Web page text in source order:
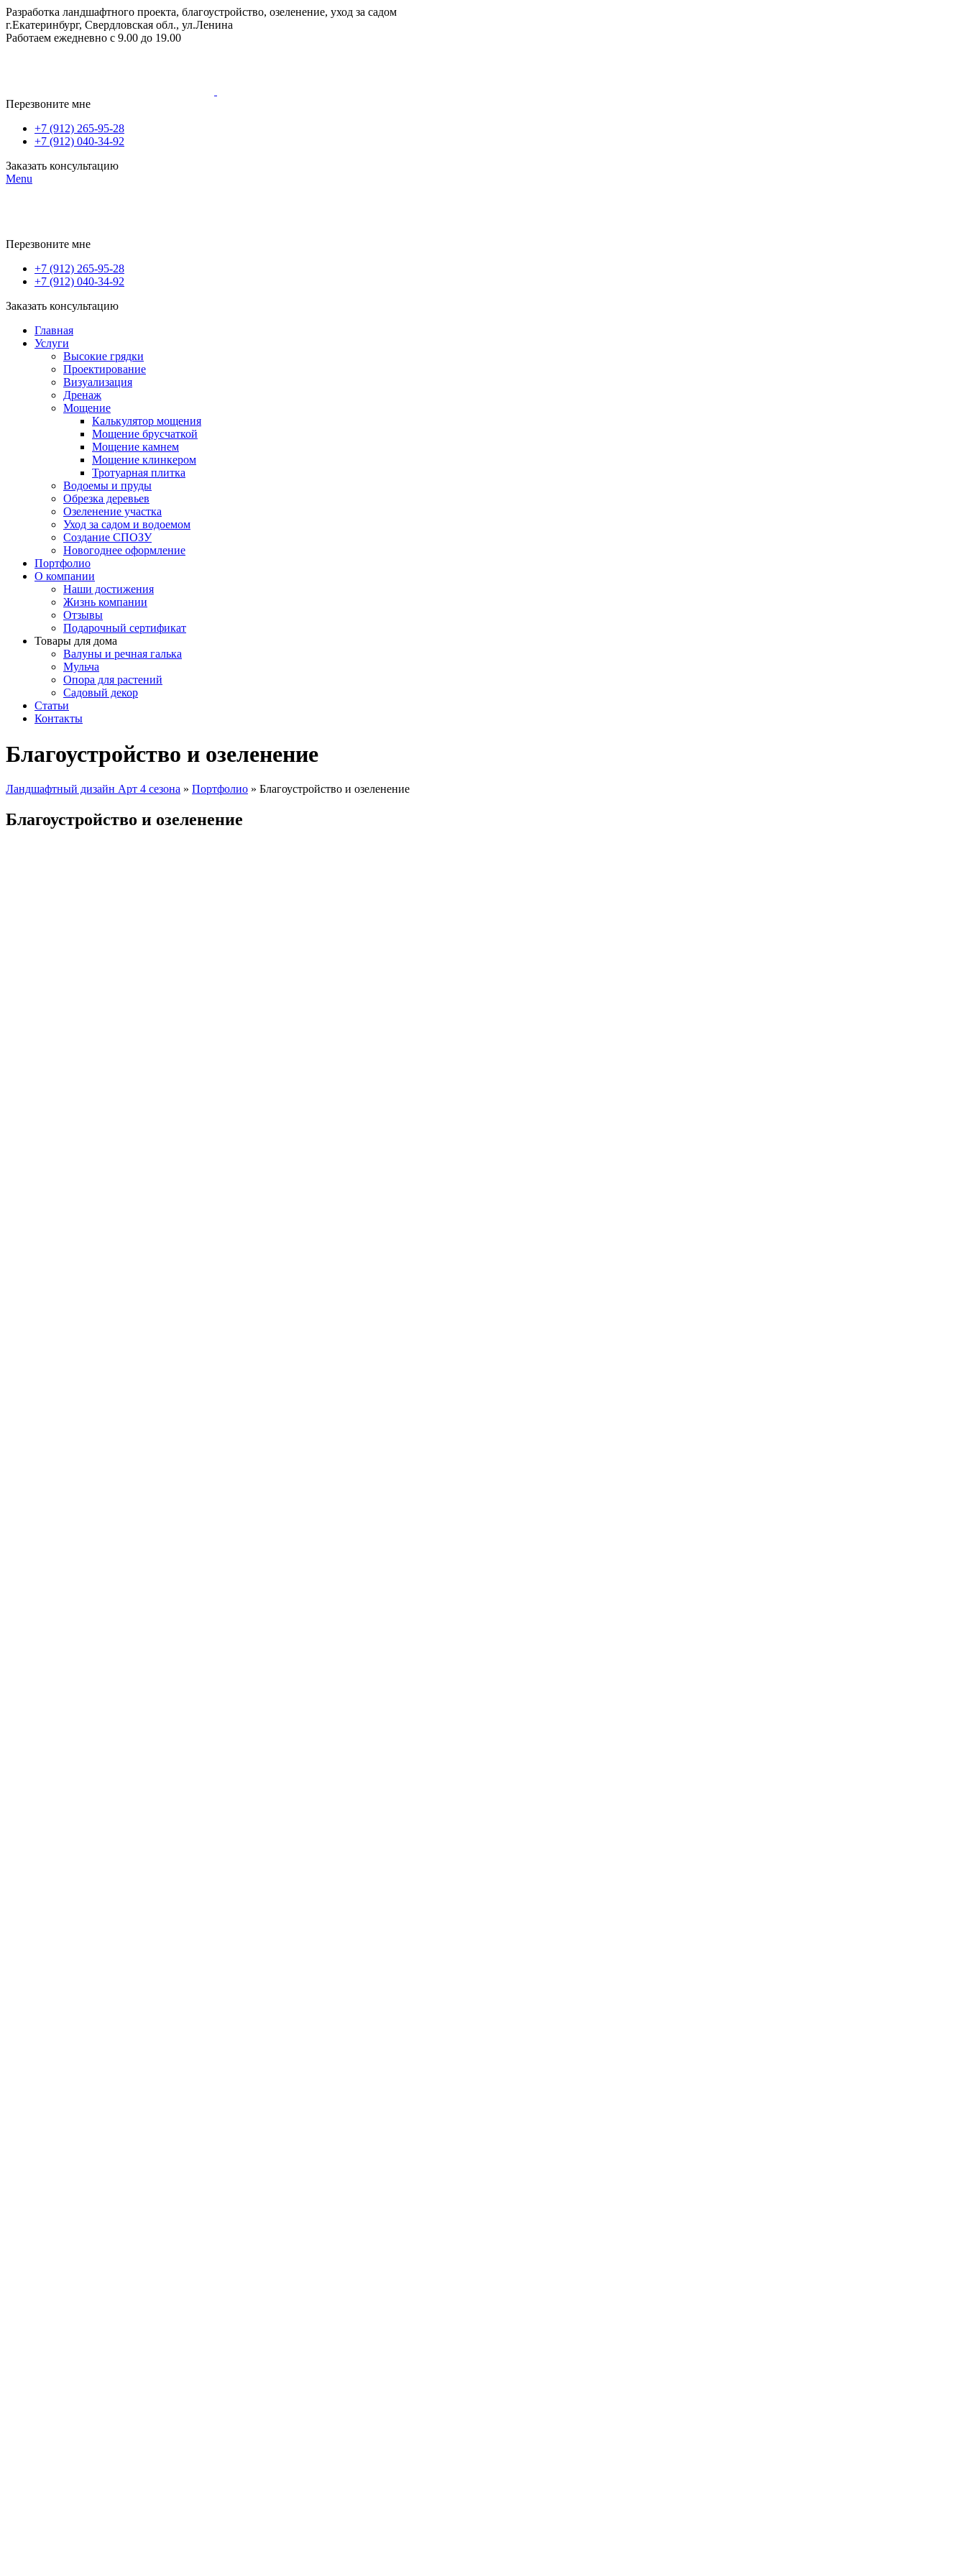
Разработка ландшафтного проекта, благоустройство, озеленение, уход за садом
г.Екатеринбург, Свердловская обл., ул.Ленина
Работаем ежедневно с 9.00 до 19.00
Перезвоните мне
+7 (912) 265-95-28
+7 (912) 040-34-92
Заказать консультацию
Menu
Перезвоните мне
+7 (912) 265-95-28
+7 (912) 040-34-92
Заказать консультацию
Главная
Услуги
Высокие грядки
Проектирование
Визуализация
Дренаж
Мощение
Калькулятор мощения
Мощение брусчаткой
Мощение камнем
Мощение клинкером
Тротуарная плитка
Водоемы и пруды
Обрезка деревьев
Озеленение участка
Уход за садом и водоемом
Создание СПОЗУ
Новогоднее оформление
Портфолио
О компании
Наши достижения
Жизнь компании
Отзывы
Подарочный сертификат
Товары для дома
Валуны и речная галька
Мульча
Опора для растений
Садовый декор
Статьи
Контакты
Благоустройство и озеленение
Ландшафтный дизайн Арт 4 сезона » Портфолио » Благоустройство и озеленение
Благоустройство и озеленение